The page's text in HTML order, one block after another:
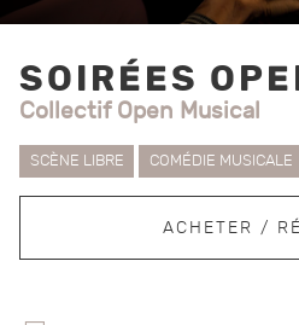
SOIRÉES
Collectif Open Musical
SCÈNE LIBRE COMÉDIE MUSICALE
ACHETER /